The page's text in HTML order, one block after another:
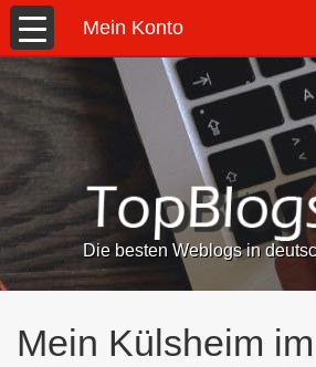
Mein Konto
Die besten Weblogs in
Mein Külsheim im